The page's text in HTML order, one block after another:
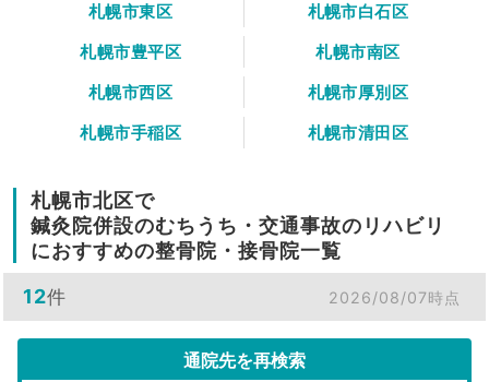
札幌市東区
札幌市白石区
札幌市豊平区
札幌市南区
札幌市西区
札幌市厚別区
札幌市手稲区
札幌市清田区
札幌市北区で
鍼灸院併設のむちうち・交通事故のリハビリ
におすすめの整骨院・接骨院一覧
12件 2026/08/07時点
通院先を再検索